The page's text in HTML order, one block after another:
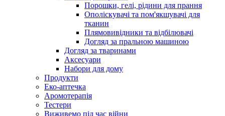
Порошки, гелі, рідини для прання
Ополіскувачі та пом'якшувачі для
тканин
Плямовивідники та відбілювачі
Догляд за пральною машиною
Догляд за тваринами
Аксесуари
Набори для дому
Продукти
Еко-аптечка
Аромотерапія
Тестери
Виживемо під час війни